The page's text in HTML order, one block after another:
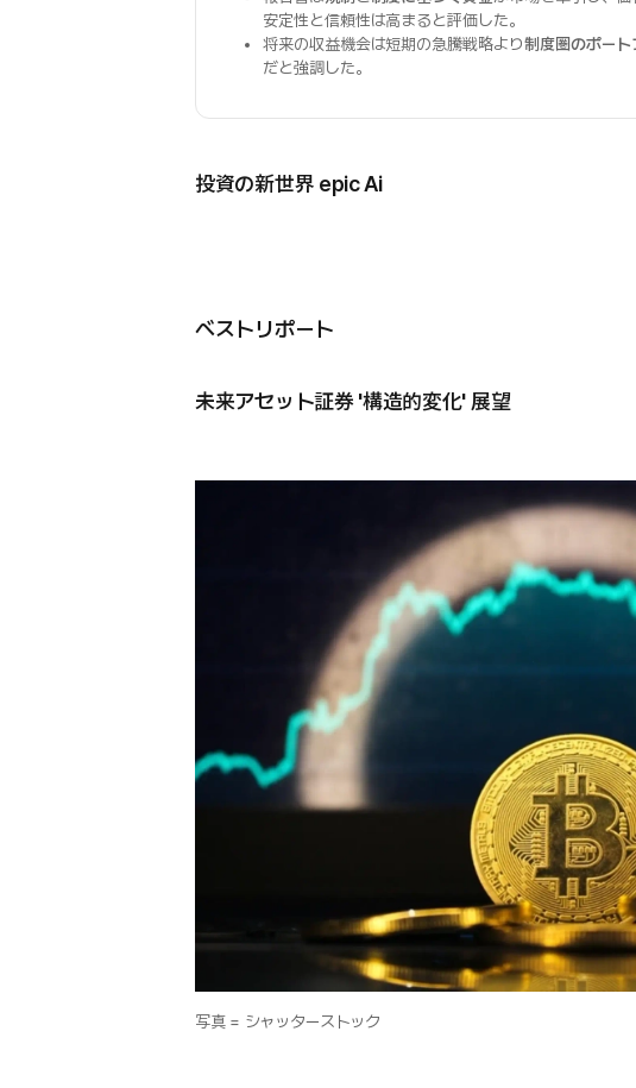
安定性と信頼性は高まると評価した。
将来の収益機会は短期の急騰戦略より制度圏のポート
だと強調した。
投資の新世界 epic Ai
ベストリポート
未来アセット証券 '構造的変化' 展望
写真 = シャッターストック